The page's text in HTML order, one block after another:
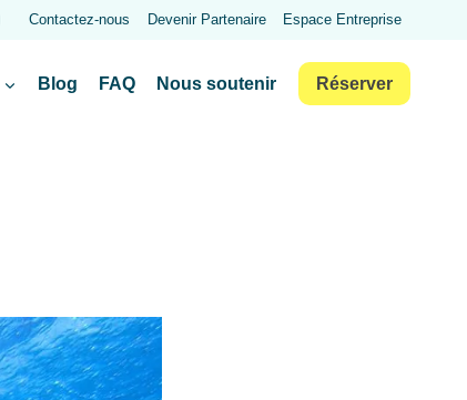
Contactez-nous Devenir Partenaire Espace Entreprise
Blog FAQ Nous soutenir Réserver